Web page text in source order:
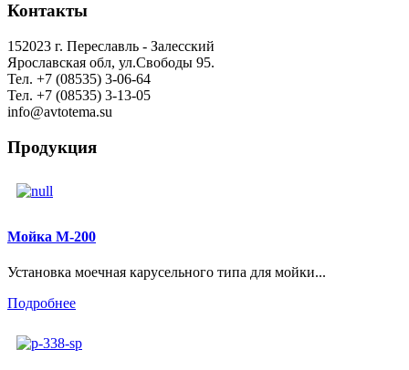
Контакты
152023 г. Переславль - Залесский
Ярославская обл, ул.Свободы 95.
Тел. +7 (08535) 3-06-64
Тел. +7 (08535) 3-13-05
info@avtotema.su
Продукция
Мойка М-200
Установка моечная карусельного типа для мойки...
Подробнее